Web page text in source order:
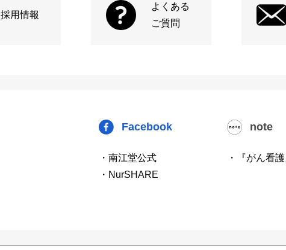
採用情報
よくある
ご質問
Facebook
・南江堂公式
・NurSHARE
note
・『がん看